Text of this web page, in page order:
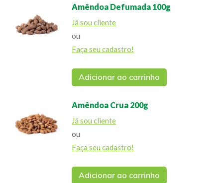
Amêndoa Defumada 100g
Já sou cliente
ou
Faça seu cadastro!
Adicionar ao carrinho
Amêndoa Crua 200g
Já sou cliente
ou
Faça seu cadastro!
Adicionar ao carrinho